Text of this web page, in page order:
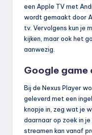
een Apple TV met
wordt gemaakt door
tv. Vervolgens kun je
kijken, maar ook het
aanwezig.
Google game
Bij de Nexus Player
geleverd met een
knopje in, zeg wat je
daarnaar op zoek in
streamen kan vanaf